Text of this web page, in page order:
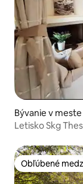
Bývanie v meste
Letisko Skg
Obľúbené
Obľúbené